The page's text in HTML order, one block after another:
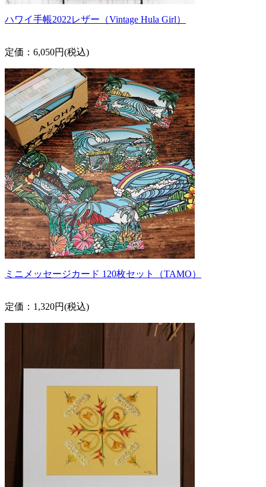
ハワイ手帳2022レザー（Vintage Hula Girl）
定価：6,050円(税込)
ミニメッセージカード 120枚セット（TAMO）
定価：1,320円(税込)